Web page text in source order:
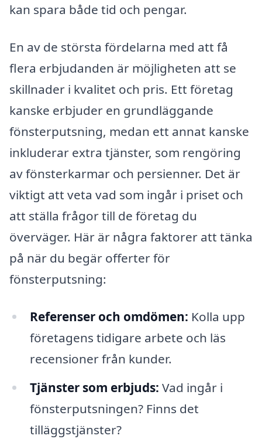
kan spara både tid och pengar.
En av de största fördelarna med att få
flera erbjudanden är möjligheten att se
skillnader i kvalitet och pris. Ett företag
kanske erbjuder en grundläggande
fönsterputsning, medan ett annat kanske
inkluderar extra tjänster, som rengöring
av fönsterkarmar och persienner. Det är
viktigt att veta vad som ingår i priset och
att ställa frågor till de företag du
överväger. Här är några faktorer att tänka
på när du begär offerter för
fönsterputsning:
Referenser och omdömen: Kolla upp
företagens tidigare arbete och läs
recensioner från kunder.
Tjänster som erbjuds: Vad ingår i
fönsterputsningen? Finns det
tilläggstjänster?